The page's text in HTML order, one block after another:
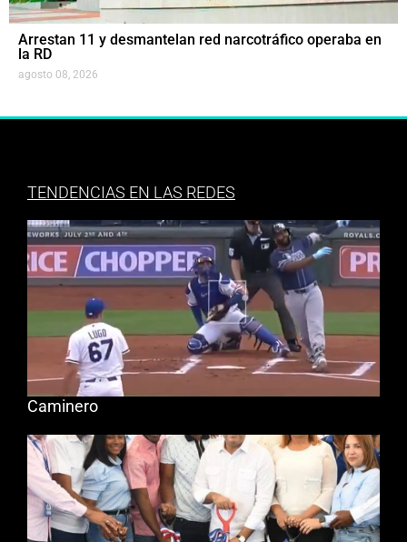
Arrestan 11 y desmantelan red narcotráfico operaba en
la RD
agosto 08, 2026
TENDENCIAS EN LAS REDES
Caminero